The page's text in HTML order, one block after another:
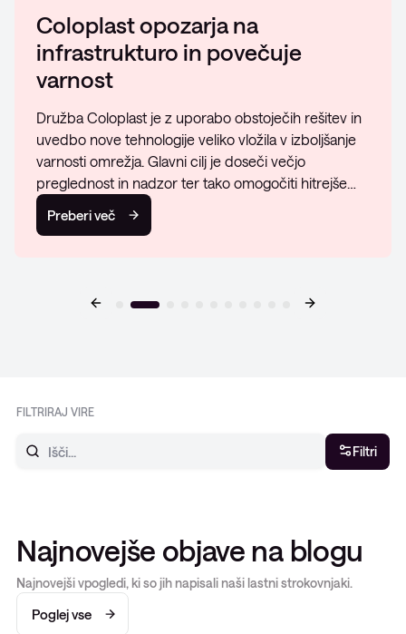
Coloplast opozarja na
infrastrukturo in povečuje
varnost
Družba Coloplast je z uporabo obstoječih rešitev in
uvedbo nove tehnologije veliko vložila v izboljšanje
varnosti omrežja. Glavni cilj je doseči večjo
preglednost in nadzor ter tako omogočiti hitrejše…
Preberi več
FILTRIRAJ VIRE
Filtri
Najnovejše objave na blogu
Najnovejši vpogledi, ki so jih napisali naši lastni strokovnjaki.
Poglej vse